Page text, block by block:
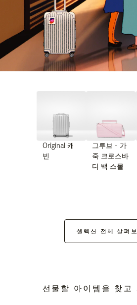
Original 캐
빈
그루브 - 가
죽 크로스바
디 백 스몰
셀렉션 전체 살펴
선물할 아이템을 찾고